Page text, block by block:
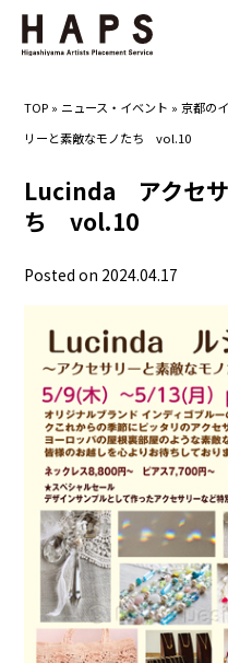
TOP » ニュース・イベント »京都の
リーと素敵なモノたち vol.10
Lucinda アクセサ
ち vol.10
Posted on 2024.04.17